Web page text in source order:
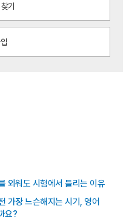
기
외워도 시험에서 틀리는 이유
가장 느슨해지는 시기, 영어
요?